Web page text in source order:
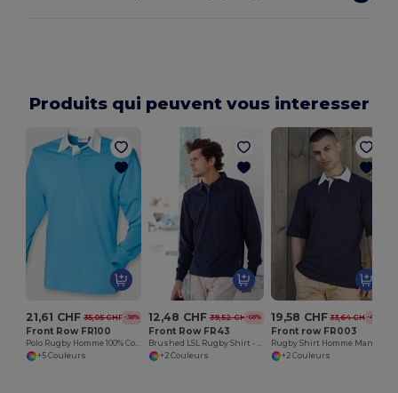
Produits qui peuvent vous interesser
21,61 CHF 35,05 CHF -38%
Front Row FR100
+5 Couleurs
12,48 CHF 39,52 CHF-68%
Front Row FR43
+2 Couleurs
19,58 CHF 33,64 CHF-42%
Front row FR003
+2 Couleurs